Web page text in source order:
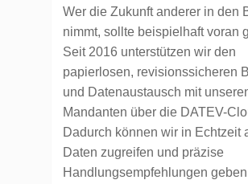
Wer die Zukunft anderer in den
nimmt, sollte beispielhaft voran
Seit 2016 unterstützen wir den
papierlosen, revisionssicheren
und Datenaustausch mit
Mandanten über die DATEV-
Dadurch können wir in Echtzeit
Daten zugreifen und präzise
Handlungsempfehlungen